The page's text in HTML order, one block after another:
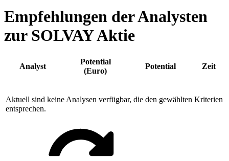
Empfehlungen der Analysten
zur SOLVAY Aktie
Analyst
Potential
(Euro)
Potential Zeit
Aktuell sind keine Analysen verfügbar, die den gewählten Kriterien
entsprechen.